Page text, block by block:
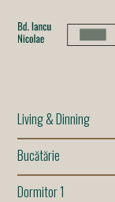
Living & Dinning
Bucătărie
Dormitor 1